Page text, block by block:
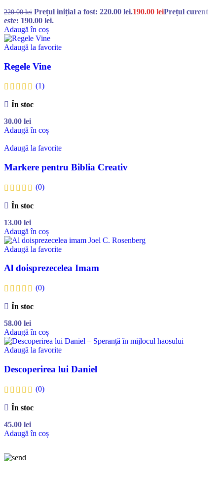
220.00lei Prețul inițial a fost: 220.00 lei.190.00 leiPrețul curent
este: 190.00 lei.
Adaugă în coș
Adaugă la favorite
Regele Vine
(1)
În stoc
30.00 lei
Adaugă în coș
Adaugă la favorite
Markere pentru Biblia Creativ
(0)
În stoc
13.00 lei
Adaugă în coș
Adaugă la favorite
Al doisprezecelea Imam
(0)
În stoc
58.00 lei
Adaugă în coș
Adaugă la favorite
Descoperirea lui Daniel
(0)
În stoc
45.00 lei
Adaugă în coș